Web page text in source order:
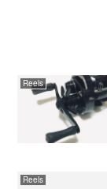
Reels
Reels